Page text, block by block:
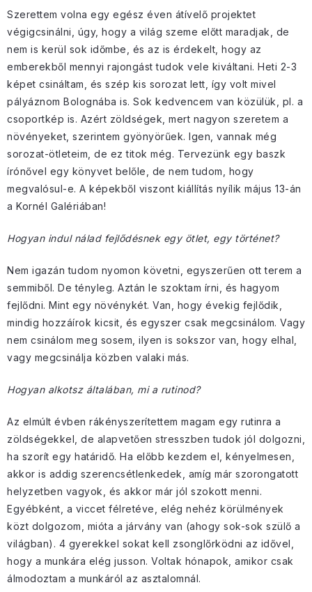
Szerettem volna egy egész éven átívelő projektet
végigcsinálni, úgy, hogy a világ szeme előtt maradjak, de
nem is kerül sok időmbe, és az is érdekelt, hogy az
emberekből mennyi rajongást tudok vele kiváltani. Heti 2-3
képet csináltam, és szép kis sorozat lett, így volt mivel
pályáznom Bolognába is. Sok kedvencem van közülük, pl. a
csoportkép is. Azért zöldségek, mert nagyon szeretem a
növényeket, szerintem gyönyörűek. Igen, vannak még
sorozat-ötleteim, de ez titok még. Tervezünk egy baszk
írónővel egy könyvet belőle, de nem tudom, hogy
megvalósul-e. A képekből viszont kiállítás nyílik május 13-án
a Kornél Galériában!
Hogyan indul nálad fejlődésnek egy ötlet, egy történet?
Nem igazán tudom nyomon követni, egyszerűen ott terem a
semmiből. De tényleg. Aztán le szoktam írni, és hagyom
fejlődni. Mint egy növénykét. Van, hogy évekig fejlődik,
mindig hozzáírok kicsit, és egyszer csak megcsinálom. Vagy
nem csinálom meg sosem, ilyen is sokszor van, hogy elhal,
vagy megcsinálja közben valaki más.
Hogyan alkotsz általában, mi a rutinod?
Az elmúlt évben rákényszerítettem magam egy rutinra a
zöldségekkel, de alapvetően stresszben tudok jól dolgozni,
ha szorít egy határidő. Ha előbb kezdem el, kényelmesen,
akkor is addig szerencsétlenkedek, amíg már szorongatott
helyzetben vagyok, és akkor már jól szokott menni.
Egyébként, a viccet félretéve, elég nehéz körülmények
közt dolgozom, mióta a járvány van (ahogy sok-sok szülő a
világban). 4 gyerekkel sokat kell zsonglőrködni az idővel,
hogy a munkára elég jusson. Voltak hónapok, amikor csak
álmodoztam a munkáról az asztalomnál.